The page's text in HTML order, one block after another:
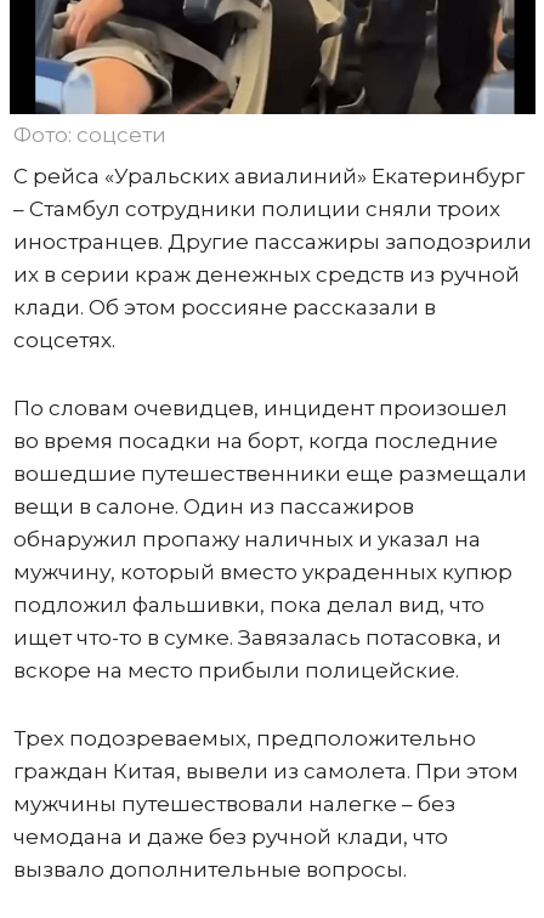
Фото: соцсети
С рейса «Уральских авиалиний» Екатеринбург
– Стамбул сотрудники полиции сняли троих
иностранцев. Другие пассажиры заподозрили
их в серии краж денежных средств из ручной
клади. Об этом россияне рассказали в
соцсетях.
По словам очевидцев, инцидент произошел
во время посадки на борт, когда последние
вошедшие путешественники еще размещали
вещи в салоне. Один из пассажиров
обнаружил пропажу наличных и указал на
мужчину, который вместо украденных купюр
подложил фальшивки, пока делал вид, что
ищет что-то в сумке. Завязалась потасовка, и
вскоре на место прибыли полицейские.
Трех подозреваемых, предположительно
граждан Китая, вывели из самолета. При этом
мужчины путешествовали налегке – без
чемодана и даже без ручной клади, что
вызвало дополнительные вопросы.